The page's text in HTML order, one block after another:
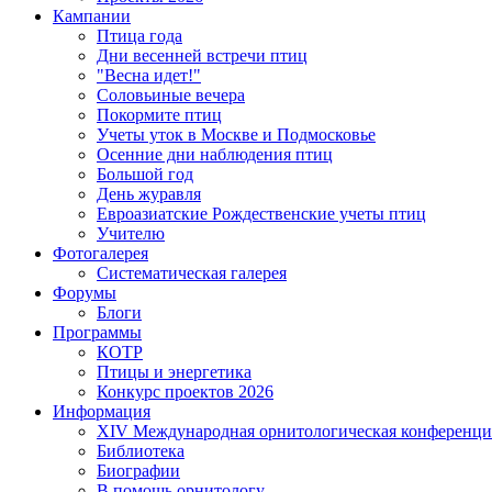
Кампании
Птица года
Дни весенней встречи птиц
"Весна идет!"
Соловьиные вечера
Покормите птиц
Учеты уток в Москве и Подмосковье
Осенние дни наблюдения птиц
Большой год
День журавля
Евроазиатские Рождественские учеты птиц
Учителю
Фотогалерея
Систематическая галерея
Форумы
Блоги
Программы
КОТР
Птицы и энергетика
Конкурс проектов 2026
Информация
XIV Международная орнитологическая
Библиотека
Биографии